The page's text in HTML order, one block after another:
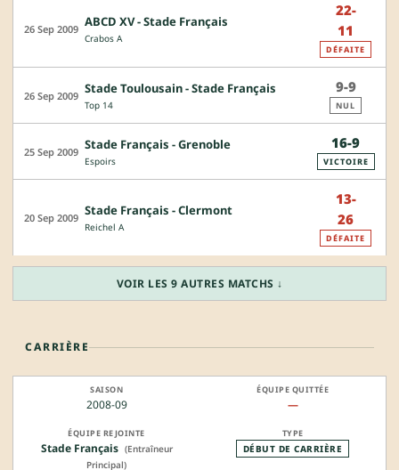
26 Sep 2009 ABCD XV - Stade Français
Crabos A
22-
11
DÉFAITE
26 Sep 2009 Stade Toulousain - Stade Français
Top 14
9-9
NUL
25 Sep 2009 Stade Français - Grenoble
Espoirs
16-9
VICTOIRE
20 Sep 2009 Stade Français - Clermont
Reichel A
13-
26
DÉFAITE
VOIR LES 9 AUTRES MATCHS ↓
CARRIÈRE
2008-09 —
Stade Français (Entraîneur
Principal)
DÉBUT DE CARRIÈRE